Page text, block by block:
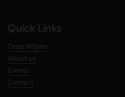
Quick Links
Onze Wijnen
About us
Events
Contact